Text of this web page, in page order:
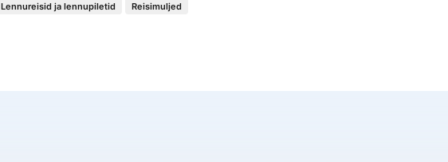
Lennureisid ja lennupiletid Reisimuljed